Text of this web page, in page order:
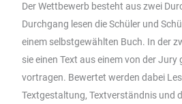
Der Wettbewerb besteht aus zwei
Durchgang lesen die Schüler und
einem selbstgewählten Buch. In der
sie einen Text aus einem von der Jury
vortragen. Bewertet werden dabei
Textgestaltung, Textverständnis und